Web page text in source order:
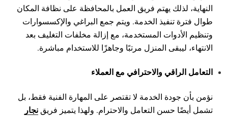
النهاية، لذلك يهتم فريق العمل بالمحافظة على نظافة المكان
طوال فترة تنفيذ الخدمة. ويتم جمع البراغي والإكسسوارات
وتنظيم الأدوات المستخدمة، مع إزالة مخلفات التغليف بعد
الانتهاء، ليبقى المنزل مرتبًا وجاهزًا للاستخدام مباشرة.
التعامل الراقي والاحترافي مع العملاء
نؤمن بأن جودة الخدمة لا تقتصر على المهارة الفنية فقط، بل
تشمل أيضًا حسن التعامل والاحترام. ولهذا يتميز فريق نجار